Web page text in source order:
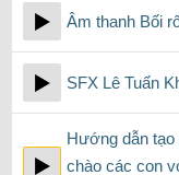
Âm thanh Bối
SFX Lê Tuấn
Hướng dẫn tạo
chào các con